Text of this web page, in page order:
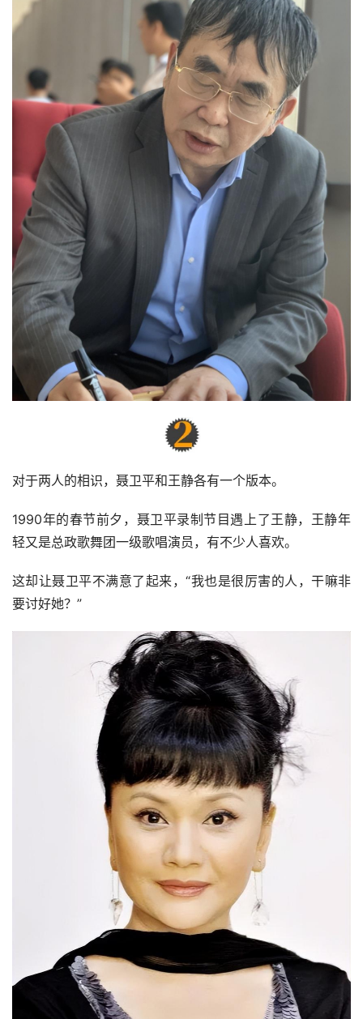
可是暴风雨前的平静，平静得让人心慌，来临的时候，也足
够狂风暴雨。
而这一切，要从聂卫平认识王静说起。
对于两人的相识，聂卫平和王静各有一个版本。
1990年的春节前夕，聂卫平录制节目遇上了王静，王静年
轻又是总政歌舞团一级歌唱演员，有不少人喜欢。
这却让聂卫平不满意了起来，“我也是很厉害的人，干嘛非